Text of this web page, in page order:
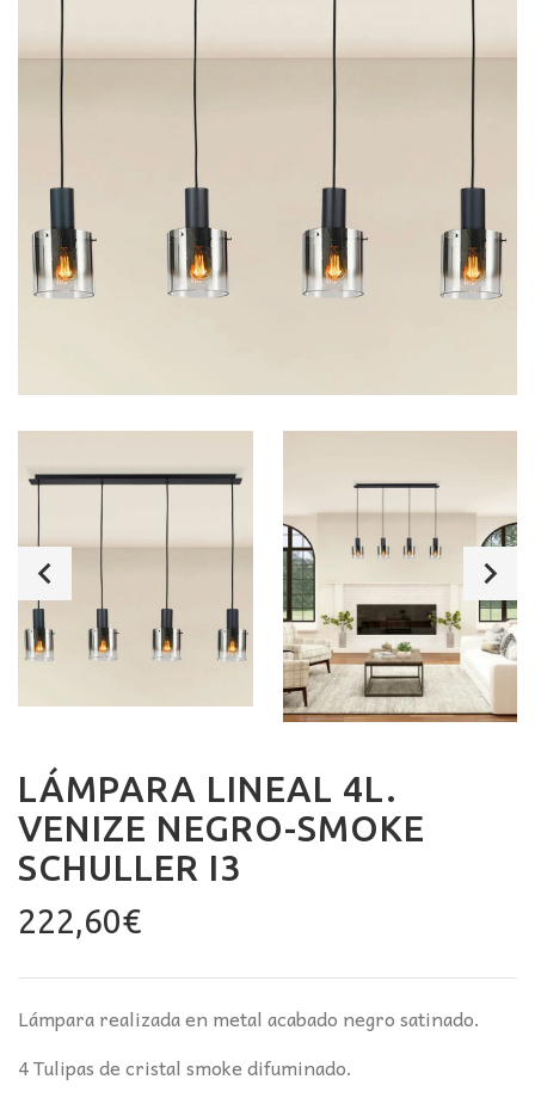
LÁMPARA LINEAL 4L.
VENIZE NEGRO-SMOKE
SCHULLER I3
222,60€
Lámpara realizada en metal acabado negro satinado.
4 Tulipas de cristal smoke difuminado.